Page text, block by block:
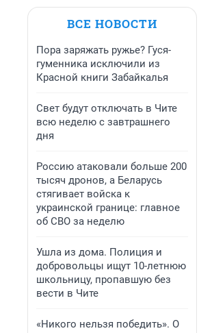
ВСЕ НОВОСТИ
Пора заряжать ружье? Гуся-
гуменника исключили из
Красной книги Забайкалья
Свет будут отключать в Чите
всю неделю с завтрашнего
дня
Россию атаковали больше 200
тысяч дронов, а Беларусь
стягивает войска к
украинской границе: главное
об СВО за неделю
Ушла из дома. Полиция и
добровольцы ищут 10-летнюю
школьницу, пропавшую без
вести в Чите
«Никого нельзя победить». О